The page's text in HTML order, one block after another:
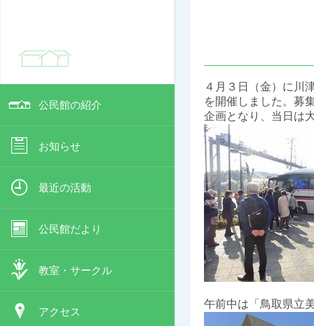
公民館の紹介
お知らせ
最近の活動
公民館だより
教室・サークル
アクセス
４月３日（金）に川
を開催しました。募
企画となり、当日は
午前中は「鳥取県立